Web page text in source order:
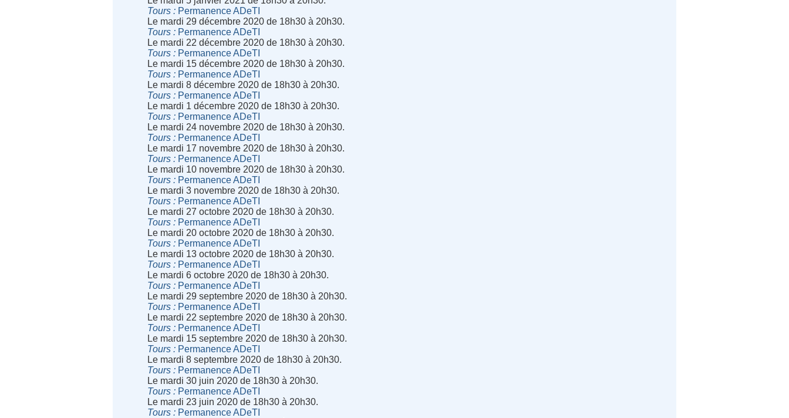
Tours
Permanence ADeTI
Le mardi 29 décembre 2020 de 18h30 à 20h30.
Tours
Permanence ADeTI
Le mardi 22 décembre 2020 de 18h30 à 20h30.
Tours
Permanence ADeTI
Le mardi 15 décembre 2020 de 18h30 à 20h30.
Tours
Permanence ADeTI
Le mardi 8 décembre 2020 de 18h30 à 20h30.
Tours
Permanence ADeTI
Le mardi 1 décembre 2020 de 18h30 à 20h30.
Tours
Permanence ADeTI
Le mardi 24 novembre 2020 de 18h30 à 20h30.
Tours
Permanence ADeTI
Le mardi 17 novembre 2020 de 18h30 à 20h30.
Tours
Permanence ADeTI
Le mardi 10 novembre 2020 de 18h30 à 20h30.
Tours
Permanence ADeTI
Le mardi 3 novembre 2020 de 18h30 à 20h30.
Tours
Permanence ADeTI
Le mardi 27 octobre 2020 de 18h30 à 20h30.
Tours
Permanence ADeTI
Le mardi 20 octobre 2020 de 18h30 à 20h30.
Tours
Permanence ADeTI
Le mardi 13 octobre 2020 de 18h30 à 20h30.
Tours
Permanence ADeTI
Le mardi 6 octobre 2020 de 18h30 à 20h30.
Tours
Permanence ADeTI
Le mardi 29 septembre 2020 de 18h30 à 20h30.
Tours
Permanence ADeTI
Le mardi 22 septembre 2020 de 18h30 à 20h30.
Tours
Permanence ADeTI
Le mardi 15 septembre 2020 de 18h30 à 20h30.
Tours
Permanence ADeTI
Le mardi 8 septembre 2020 de 18h30 à 20h30.
Tours
Permanence ADeTI
Le mardi 30 juin 2020 de 18h30 à 20h30.
Tours
Permanence ADeTI
Le mardi 23 juin 2020 de 18h30 à 20h30.
Tours
Permanence ADeTI